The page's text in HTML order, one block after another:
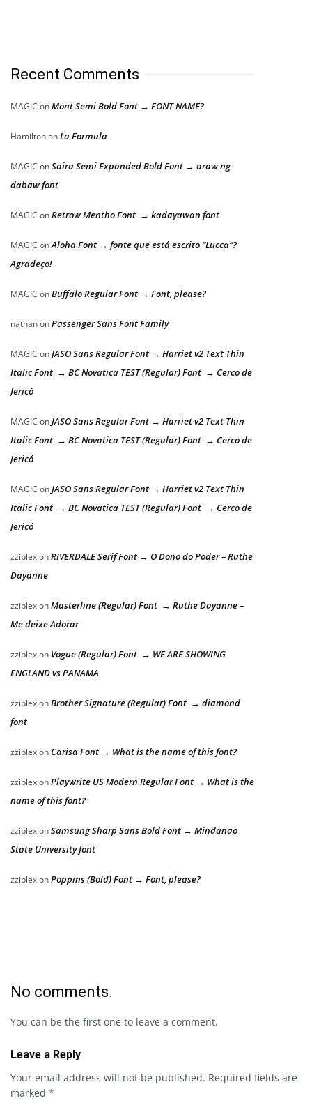
Recent Comments
MAGIC onMont Semi Bold Font → FONT NAME?
HamiltononLa Formula
MAGIC onSaira Semi Expanded Bold Font → araw ng
dabaw font
MAGIC onRetrow Mentho Font → kadayawan font
MAGIC onAloha Font → fonte que está escrito “Lucca”?
Agradeço!
MAGIC onBuffalo Regular Font → Font, please?
nathanonPassenger Sans Font Family
MAGIC onJASO Sans Regular Font → Harriet v2 Text Thin
Italic Font → BC Novatica TEST (Regular) Font → Cerco de
Jericó
MAGIC onJASO Sans Regular Font → Harriet v2 Text Thin
Italic Font → BC Novatica TEST (Regular) Font → Cerco de
Jericó
MAGIC onJASO Sans Regular Font → Harriet v2 Text Thin
Italic Font → BC Novatica TEST (Regular) Font → Cerco de
Jericó
zziplexonRIVERDALE Serif Font → O Dono do Poder – Ruthe
Dayanne
zziplexonMasterline (Regular) Font → Ruthe Dayanne –
Me deixe Adorar
zziplexon Vogue (Regular) Font → WE ARE SHOWING
ENGLAND vs PANAMA
zziplexonBrother Signature (Regular) Font → diamond
font
zziplexon Carisa Font → What is the name of this font?
zziplexonPlaywrite US Modern Regular Font → What is the
name of this font?
zziplexonSamsung Sharp Sans Bold Font → Mindanao
State University font
zziplexonPoppins (Bold) Font → Font, please?
No comments.
You can be the first one to leave a comment.
Leave a Reply
Your email address will not be published. Required fields are
marked *